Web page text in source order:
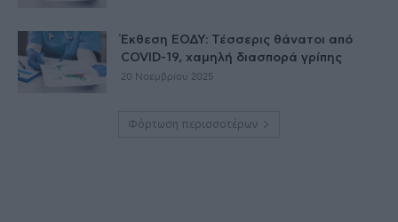
Έκθεση ΕΟΔΥ: Τέσσερις θάνατοι από
COVID-19, χαμηλή διασπορά γρίπης
20 Νοεμβρίου 2025
Φόρτωση περισσοτέρων